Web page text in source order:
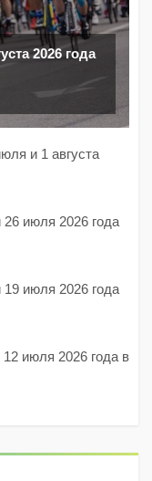
2026 года
и 1 августа
июля 2026 года
июля 2026 года
июля 2026 года в